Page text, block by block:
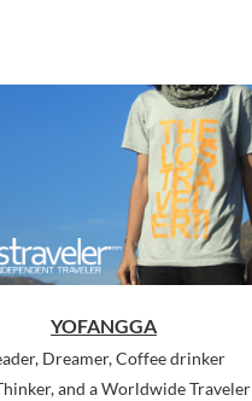
YOFANGGA
Dreamer, Coffee drinker
and a Worldwide Traveler